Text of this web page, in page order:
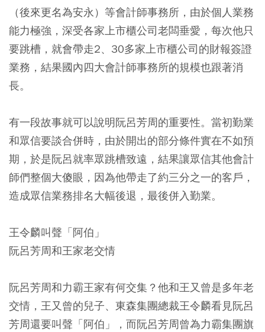
（後來更名為安永）等會計師事務所，由於個人業務
能力極強，深受各家上市櫃公司老闆垂愛，每次他只
要跳槽，就會帶走2、30多家上市櫃公司的財報簽證
業務，結果國內四大會計師事務所的規模也跟著消
長。
有一段故事就可以說明阮呂芳周的重要性。當初勤業
和眾信要談合併時，由於開出的部分條件實在不如預
期，於是阮呂就率眾跳槽致遠，結果讓眾信其他會計
師們整個大傻眼，因為他帶走了約三分之一的客戶，
造成眾信業務排名大幅後退，最後併入勤業。
王令麟叫聲「阿伯」
阮呂芳周和王家老交情
阮呂芳周和力霸王家有何交集？他和王又曾是多年老
交情，王又曾的兒子、東森集團總裁王令麟看見阮呂
芳周還要叫聲「阿伯」，而阮呂芳周曾為力霸集團旗